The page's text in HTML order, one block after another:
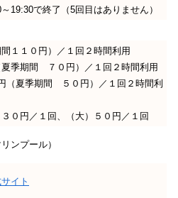
19:30で終了（5回目はありません）
１１０円）／１回２時間利用
季期間 ７０円）／１回２時間利用
（夏季期間 ５０円）／１回２時間利
０円／１回、（大）５０円／１回
ンプール）
イト